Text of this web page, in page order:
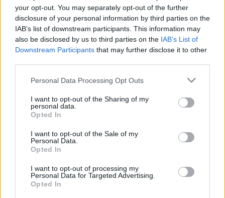
your opt-out. You may separately opt-out of the further
disclosure of your personal information by third parties on the
IAB’s list of downstream participants. This information may
also be disclosed by us to third parties on the IAB’s List of
Downstream Participants that may further disclose it to other
Personal Data Processing Opt Outs
I want to opt-out of the Sharing of my
personal data.
Opted In
I want to opt-out of the Sale of my
Personal Data.
Opted In
I want to opt-out of processing my
Personal Data for Targeted Advertising.
Opted In
ΔΕΙΤΕ ΕΠΙΣΗΣ
ΣΤΗΝ ΙΔΙΑ ΚΑΤΗΓΟΡΙΑ